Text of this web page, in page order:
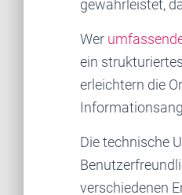
gewährleistet,
Wer
ein
erleichtern die
Die technische
verschiedenen